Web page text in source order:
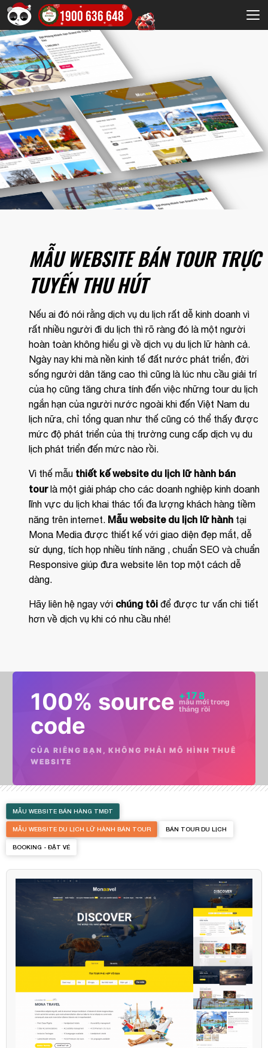
1900 636 648
MẪU WEBSITE BÁN TOUR TRỰC
TUYẾN THU HÚT
Nếu ai đó nói rằng dịch vụ du lịch rất dễ kinh doanh vì
rất nhiều người đi du lịch thì rõ ràng đó là một người
hoàn toàn không hiểu gì về dịch vụ du lịch lữ hành cả.
Ngày nay khi mà nền kinh tế đất nước phát triển, đời
sống người dân tăng cao thì cũng là lúc nhu cầu giải trí
của họ cũng tăng chưa tính đến việc những tour du lịch
ngắn hạn của người nước ngoài khi đến Việt Nam du
lịch nữa, chỉ tổng quan như thế cũng có thể thấy được
mức độ phát triển của thị trường cung cấp dịch vụ du
lịch phát triển đến mức nào rồi.
Vì thế mẫu thiết kế website du lịch lữ hành bán
tourlà một giải pháp cho các doanh nghiệp kinh doanh
lĩnh vực du lịch khai thác tối đa lượng khách hàng tiềm
năng trên internet. Mẫu website du lịch lữ hành tại
Mona Media được thiết kế với giao diện đẹp mắt, dễ
sử dụng, tích họp nhiều tính năng , chuẩn SEO và chuẩn
Responsive giúp đưa website lên top một cách dễ
dàng.
Hãy liên hệ ngay với chúng tôi để được tư vấn chi tiết
hơn về dịch vụ khi có nhu cầu nhé!
100% source
code
+178
mẫu mới trong
tháng rồi
CỦA RIÊNG BẠN, KHÔNG PHẢI MÔ HÌNH THUÊ
WEBSITE
MẪU WEBSITE BÁN HÀNG TMĐT
MẪU WEBSITE DU LỊCH LỮ HÀNH BÁN TOUR BÁN TOUR DU LỊCH
BOOKING - ĐẶT VÉ